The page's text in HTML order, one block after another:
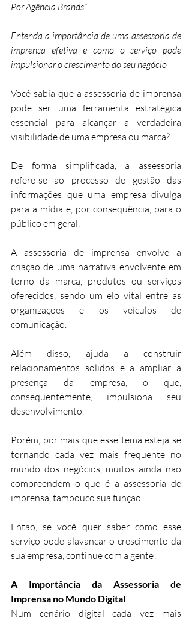
Por Agência Brands*
Entenda a importância de uma assessoria de
imprensa efetiva e como o serviço pode
impulsionar o crescimento do seu negócio
Você sabia que a assessoria de imprensa
pode ser uma ferramenta estratégica
essencial para alcançar a verdadeira
visibilidade de uma empresa ou marca?
De forma simplificada, a assessoria
refere-se ao processo de gestão das
informações que uma empresa divulga
para a mídia e, por consequência, para o
público em geral.
A assessoria de imprensa envolve a
criação de uma narrativa envolvente em
torno da marca, produtos ou serviços
oferecidos, sendo um elo vital entre as
organizações e os veículos de
comunicação.
Além disso, ajuda a construir
relacionamentos sólidos e a ampliar a
presença da empresa, o que,
consequentemente, impulsiona seu
desenvolvimento.
Porém, por mais que esse tema esteja se
tornando cada vez mais frequente no
mundo dos negócios, muitos ainda não
compreendem o que é a assessoria de
imprensa, tampouco sua função.
Então, se você quer saber como esse
serviço pode alavancar o crescimento da
sua empresa, continue com a gente!
A Importância da Assessoria de
Imprensa no Mundo Digital
Num cenário digital cada vez mais